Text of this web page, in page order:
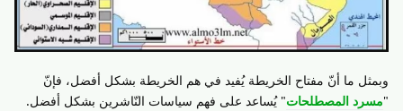
وبمثل ما أنّ مفتاح الخريطة يُفيد في هم الخريطة بشكل أفضل، فإنّ
"مسرد المصطلحات" يُساعد على فهم سياسات النّاشرين بشكل أفضل.